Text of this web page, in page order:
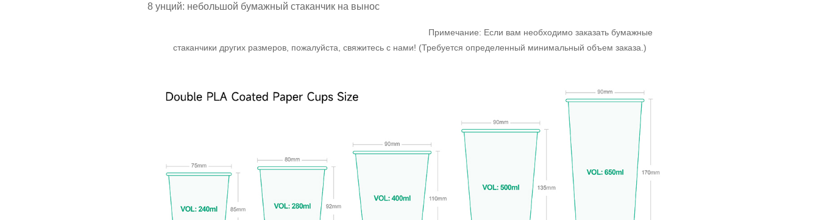
8 унций: небольшой бумажный стаканчик на вынос
Примечание: Если вам необходимо заказать бумажные
стаканчики других размеров, пожалуйста, свяжитесь с нами! (Требуется определенный минимальный объем заказа.)